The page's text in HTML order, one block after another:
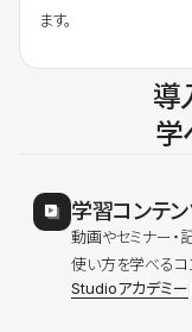
ます。
導
学
学習コンテ
動画やセミナー・
使い方を学べるコ
Studioアカデミー